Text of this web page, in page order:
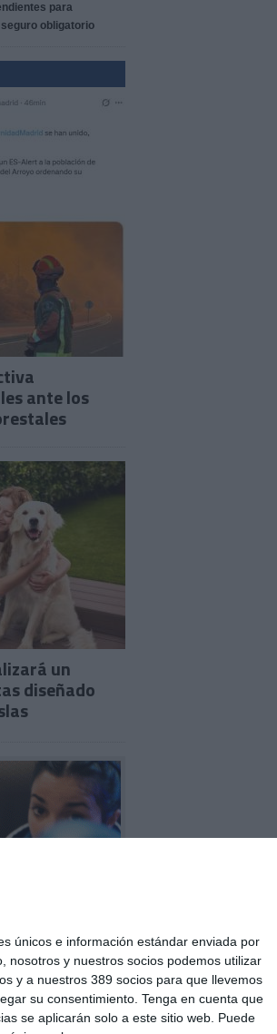
únicos e información estándar enviada por
nosotros y nuestros socios podemos utilizar
y a nuestros 389 socios para que llevemos
su consentimiento. Tenga en cuenta que
se aplicarán solo a este sitio web. Puede
para
obligatorio
ante los
un
diseñado